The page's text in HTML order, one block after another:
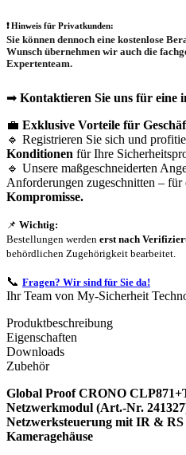
❗Hinweis für Privatkunden:
Sie können dennoch eine kostenlose
Wunsch übernehmen wir auch die
Expertenteam.
➡ Kontaktieren Sie uns für eine
💼 Exklusive Vorteile für
🔹 Registrieren Sie sich und
Konditionen für Ihre
🔹 Unsere maßgeschneiderten
Anforderungen zugeschnitten – für
Kompromisse.
📌 Wichtig:
Bestellungen werden erst nach
behördlichen Zugehörigkeit bearbeitet.
📞 Fragen? Wir sind für Sie da!
Ihr Team von My-Sicherheit
Produktbeschreibung
Eigenschaften
Downloads
Zubehör
Global Proof CRONO
Netzwerkmodul (Art.-Nr.
Netzwerksteuerung mit IR & RS
Kameragehäuse